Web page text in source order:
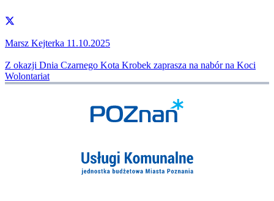
Marsz Kejterka 11.10.2025
Z okazji Dnia Czarnego Kota Krobek zaprasza na nabór na Koci
Wolontariat